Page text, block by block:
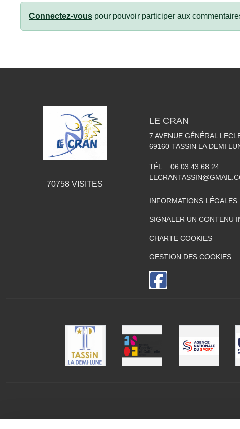
Connectez-vous pour pouvoir participer aux
70758VISITES
LE CRAN
7 AVENUE GÉNÉRAL
69160 TASSIN LA DEMI
TÉL. : 06 03 43 68 24
INFORMATIONS LÉGALES
SIGNALER UN CONTENU
CHARTE COOKIES
GESTION DES COOKIES